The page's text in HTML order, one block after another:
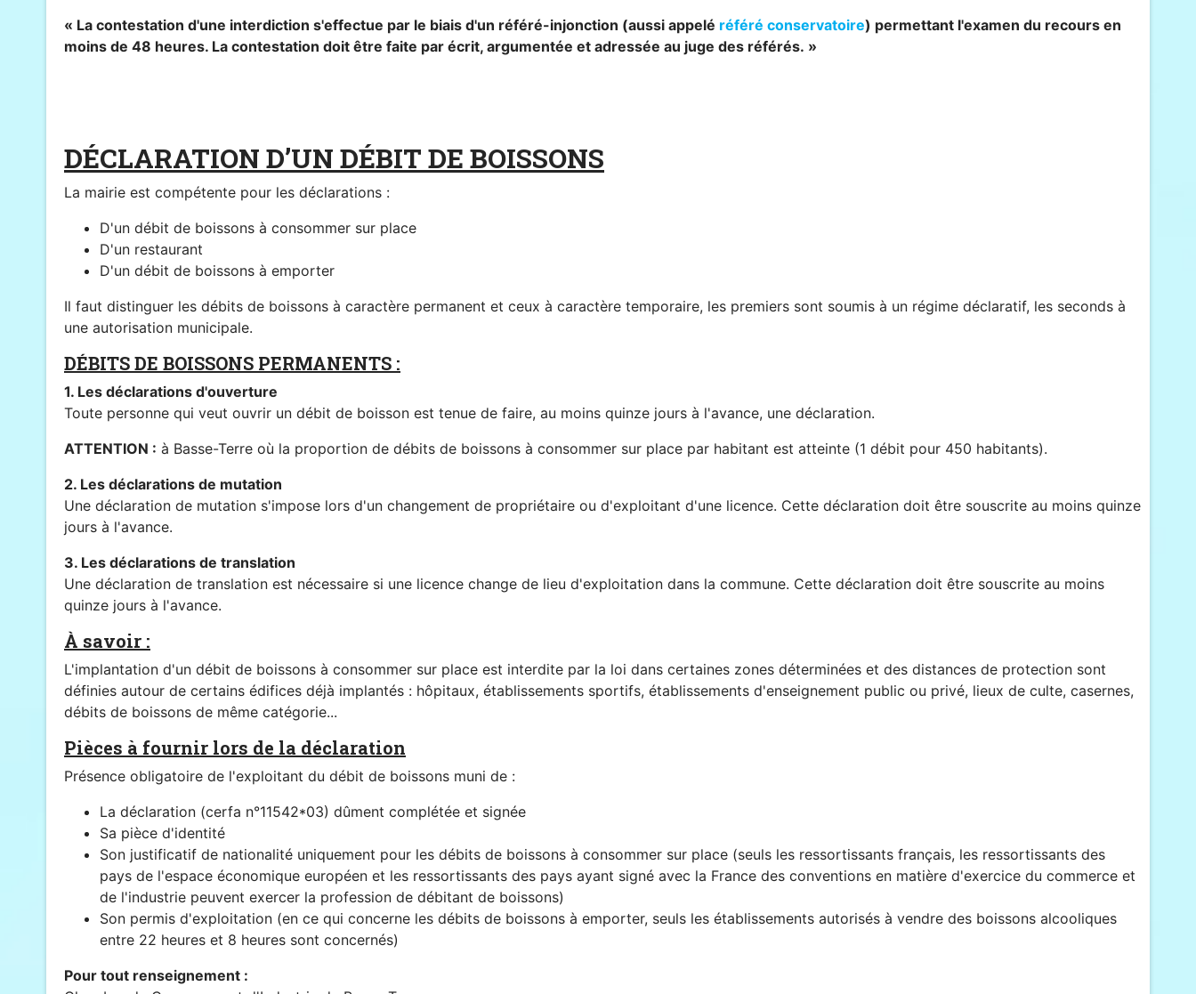
« La contestation d'une interdiction s'effectue par le biais d'un référé-injonction (aussi appelé référé conservatoire) permettant l'examen du recours en
moins de 48 heures. La contestation doit être faite par écrit, argumentée et adressée au juge des référés. »
DÉCLARATION D’UN DÉBIT DE BOISSONS
La mairie est compétente pour les déclarations :
D'un débit de boissons à consommer sur place
D'un restaurant
D'un débit de boissons à emporter
Il faut distinguer les débits de boissons à caractère permanent et ceux à caractère temporaire, les premiers sont soumis à un régime déclaratif, les seconds à
une autorisation municipale.
DÉBITS DE BOISSONS PERMANENTS :
1. Les déclarations d'ouverture
Toute personne qui veut ouvrir un débit de boisson est tenue de faire, au moins quinze jours à l'avance, une déclaration.
ATTENTION : à Basse-Terre où la proportion de débits de boissons à consommer sur place par habitant est atteinte (1 débit pour 450 habitants).
2. Les déclarations de mutation
Une déclaration de mutation s'impose lors d'un changement de propriétaire ou d'exploitant d'une licence. Cette déclaration doit être souscrite au moins quinze
jours à l'avance.
3. Les déclarations de translation
Une déclaration de translation est nécessaire si une licence change de lieu d'exploitation dans la commune. Cette déclaration doit être souscrite au moins
quinze jours à l'avance.
À savoir :
L'implantation d'un débit de boissons à consommer sur place est interdite par la loi dans certaines zones déterminées et des distances de protection sont
définies autour de certains édifices déjà implantés : hôpitaux, établissements sportifs, établissements d'enseignement public ou privé, lieux de culte, casernes,
débits de boissons de même catégorie...
Pièces à fournir lors de la déclaration
Présence obligatoire de l'exploitant du débit de boissons muni de :
La déclaration (cerfa n°11542*03) dûment complétée et signée
Sa pièce d'identité
Son justificatif de nationalité uniquement pour les débits de boissons à consommer sur place (seuls les ressortissants français, les ressortissants des
pays de l'espace économique européen et les ressortissants des pays ayant signé avec la France des conventions en matière d'exercice du commerce et
de l'industrie peuvent exercer la profession de débitant de boissons)
Son permis d'exploitation (en ce qui concerne les débits de boissons à emporter, seuls les établissements autorisés à vendre des boissons alcooliques
entre 22 heures et 8 heures sont concernés)
Pour tout renseignement :